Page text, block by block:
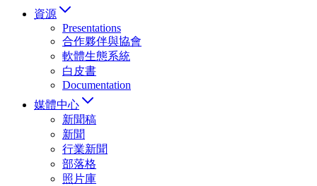
資源
Presentations
合作夥伴與協會
軟體生態系統
白皮書
Documentation
媒體中心
新聞稿
新聞
行業新聞
部落格
照片庫